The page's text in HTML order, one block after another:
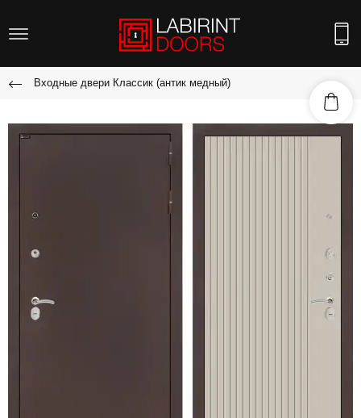
Входные двери Классик (антик медный)